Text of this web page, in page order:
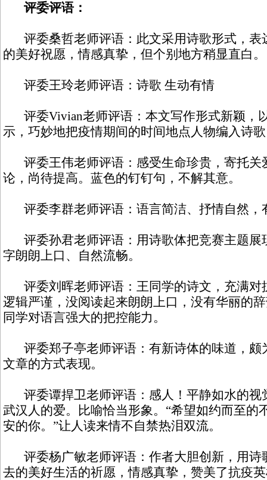
评委评语：
评委桑哲老师评语：此文采用诗歌形式，表
的美好祝愿，情感真挚，但个别地方稍显直白。
评委王玲老师评语：诗歌 生动有情
评委Vivian老师评语：本文写作形式新颖，
示，巧妙地把疫情期间的时间地点人物编入诗
评委王伟老师评语：感受生命珍贵，寄托关
论，尚待提高。蓝色的钉钉句，不解其意。
评委李群老师评语：语言简洁、抒情自然，
评委孙君老师评语：用诗歌体把竞赛主题展
字朗朗上口、自然流畅。
评委刘晖老师评语：王同学的诗文，充满对
逻辑严谨，没阅读起来朗朗上口，没有华丽的
同学对语言强大的把控能力。
评委郑子亭老师评语：有新诗体的味道，颇
文章的方式表现。
评委谭捍卫老师评语：感人！平静如水的视
武汉人的爱。比喻恰当形象。“希望如约而至的
安的你。”让人读来情不自禁热泪双流。
评委杨广敏老师评语：作者大胆创新，用诗
去的美好生活的祈愿，情感真挚，赞美了抗疫